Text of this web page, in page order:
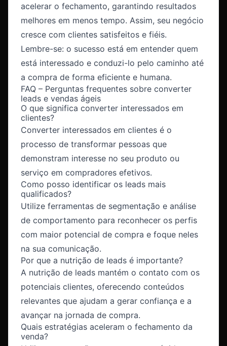
acelerar o fechamento, garantindo resultados
melhores em menos tempo. Assim, seu negócio
cresce com clientes satisfeitos e fiéis.
Lembre-se: o sucesso está em entender quem
está interessado e conduzi-lo pelo caminho até
a compra de forma eficiente e humana.
FAQ – Perguntas frequentes sobre converter
leads e vendas ágeis
O que significa converter interessados em
clientes?
Converter interessados em clientes é o
processo de transformar pessoas que
demonstram interesse no seu produto ou
serviço em compradores efetivos.
Como posso identificar os leads mais
qualificados?
Utilize ferramentas de segmentação e análise
de comportamento para reconhecer os perfis
com maior potencial de compra e foque neles
na sua comunicação.
Por que a nutrição de leads é importante?
A nutrição de leads mantém o contato com os
potenciais clientes, oferecendo conteúdos
relevantes que ajudam a gerar confiança e a
avançar na jornada de compra.
Quais estratégias aceleram o fechamento da
venda?